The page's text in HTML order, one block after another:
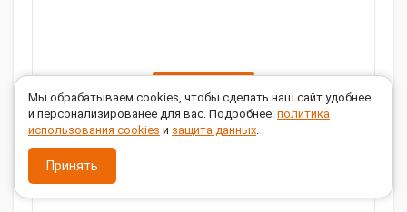
ЗАКАЗАТЬ
Мощность, кВт:
Напряжение, В:
Исполнение:
Мы обрабатываем cookies, чтобы сделать наш сайт удобнее
и персонализированее для вас. Подробнее: политика
использования cookies и защита данных.
Принять